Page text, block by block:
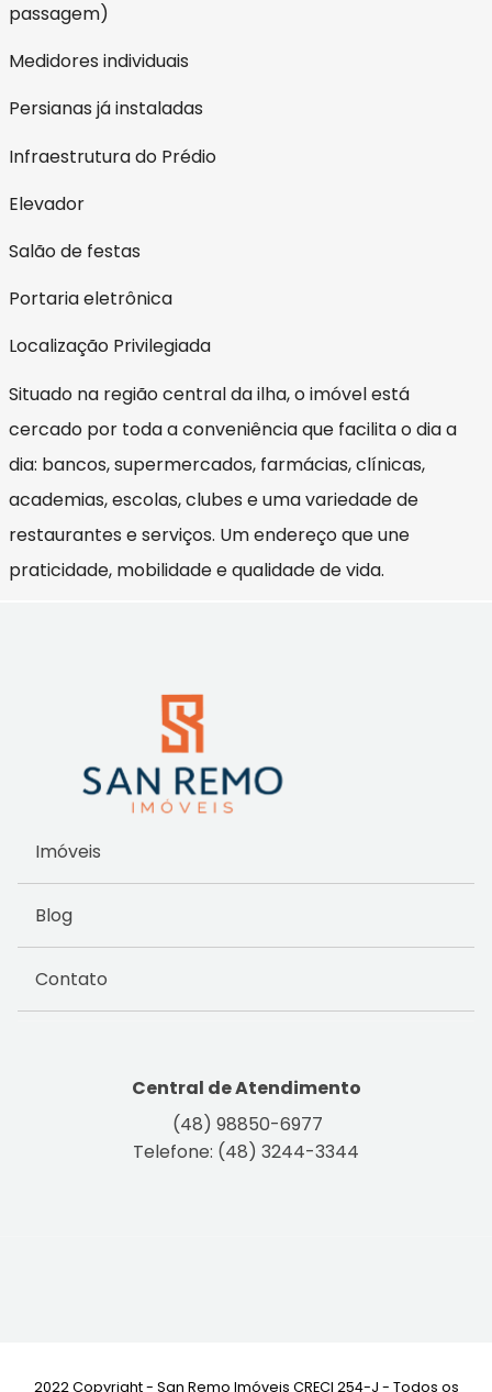
passagem)
Medidores individuais
Persianas já instaladas
Infraestrutura do Prédio
Elevador
Salão de festas
Portaria eletrônica
Localização Privilegiada
Situado na região central da ilha, o imóvel está
cercado por toda a conveniência que facilita o dia a
dia: bancos, supermercados, farmácias, clínicas,
academias, escolas, clubes e uma variedade de
restaurantes e serviços. Um endereço que une
praticidade, mobilidade e qualidade de vida.
Imóveis
Blog
Contato
Central de Atendimento
(48) 98850-6977
Telefone: (48) 3244-3344
2022 Copyright - San Remo Imóveis CRECI 254-J - Todos os